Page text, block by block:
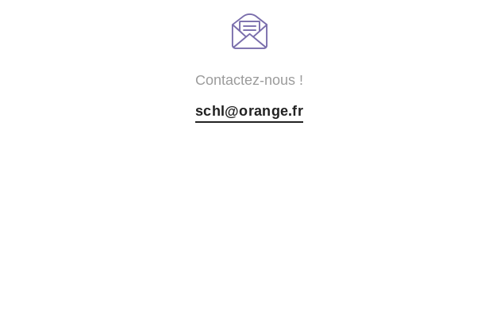
Contactez-nous !
schl@orange.fr